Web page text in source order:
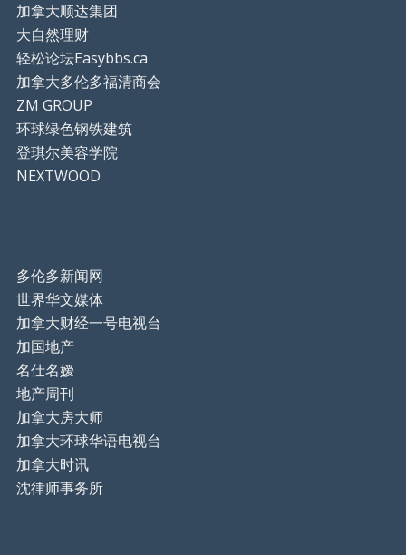
加拿大顺达集团
大自然理财
轻松论坛Easybbs.ca
加拿大多伦多福清商会
ZM GROUP
环球绿色钢铁建筑
登琪尔美容学院
NEXTWOOD
多伦多新闻网
世界华文媒体
加拿大财经一号电视台
加国地产
名仕名嫒
地产周刊
加拿大房大师
加拿大环球华语电视台
加拿大时讯
沈律师事务所